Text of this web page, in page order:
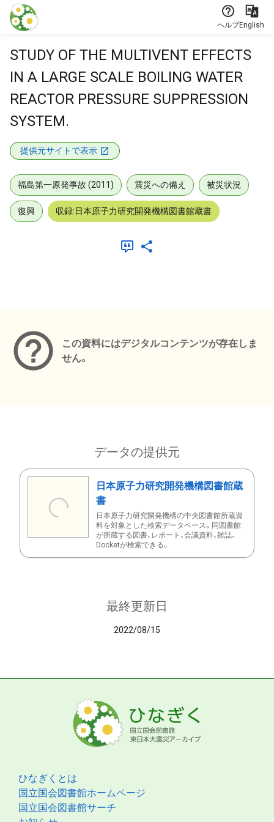
本文に飛ぶ
ヘルプEnglish
STUDY OF THE MULTIVENT EFFECTS
IN A LARGE SCALE BOILING WATER
REACTOR PRESSURE SUPPRESSION
SYSTEM.
提供元サイトで表示
福島第一原発事故 (2011) 震災への備え 被災状況
復興 収録:日本原子力研究開発機構図書館蔵書
この資料にはデジタルコンテンツが存在しま
せん。
データの提供元
日本原子力研究開発機構図書館蔵
書
日本原子力研究開発機構の中央図書館所蔵資
料を対象とした検索データベース。同図書館
が所蔵する図書、レポート、会議資料、雑誌、
Docketが検索できる。
最終更新日
2022/08/15
ひなぎくとは
国立国会図書館ホームページ
国立国会図書館サーチ